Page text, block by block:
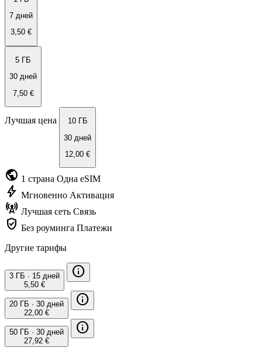
7 дней
3,50 €
5 ГБ
30 дней
7,50 €
Лучшая цена
10 ГБ
30 дней
12,00 €
public 1 страна Одна eSIM
bolt Мгновенно Активация
cell_tower Лучшая сеть Связь
verified_user Без роуминга Платежи
Другие тарифы
3 ГБ · 15 дней
5,50 €
info
20 ГБ · 30 дней
22,00 €
info
50 ГБ · 30 дней
27,92 €
info